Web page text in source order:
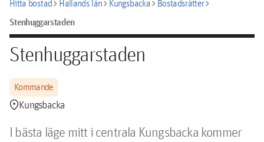
Hitta bostadchevron_rightHallands länchevron_rightKungsbackachevron_rightBostadsrätterchevron_right
Stenhuggarstaden
Stenhuggarstaden
Kommande
location_pinKungsbacka
I bästa läge mitt i centrala Kungsbacka kommer